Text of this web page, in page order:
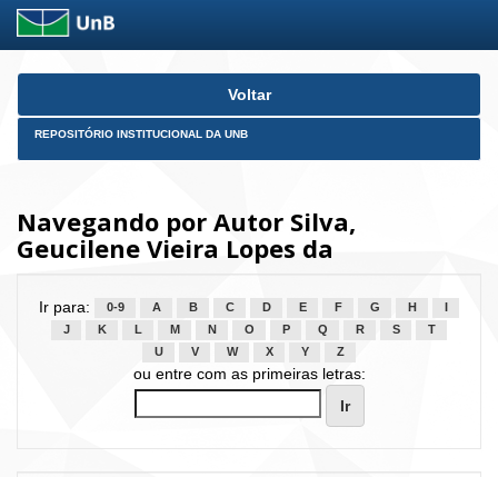
Skip
Voltar
REPOSITÓRIO INSTITUCIONAL DA UNB
Navegando por Autor Silva,
Geucilene Vieira Lopes da
Ir para: 0-9 A B C D E F G H
J
K L M N O P Q R S
T
U
V W X Y Z
ou entre com as primeiras letras: